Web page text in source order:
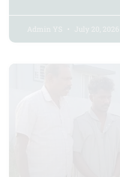
Admin YS July 20, 2026